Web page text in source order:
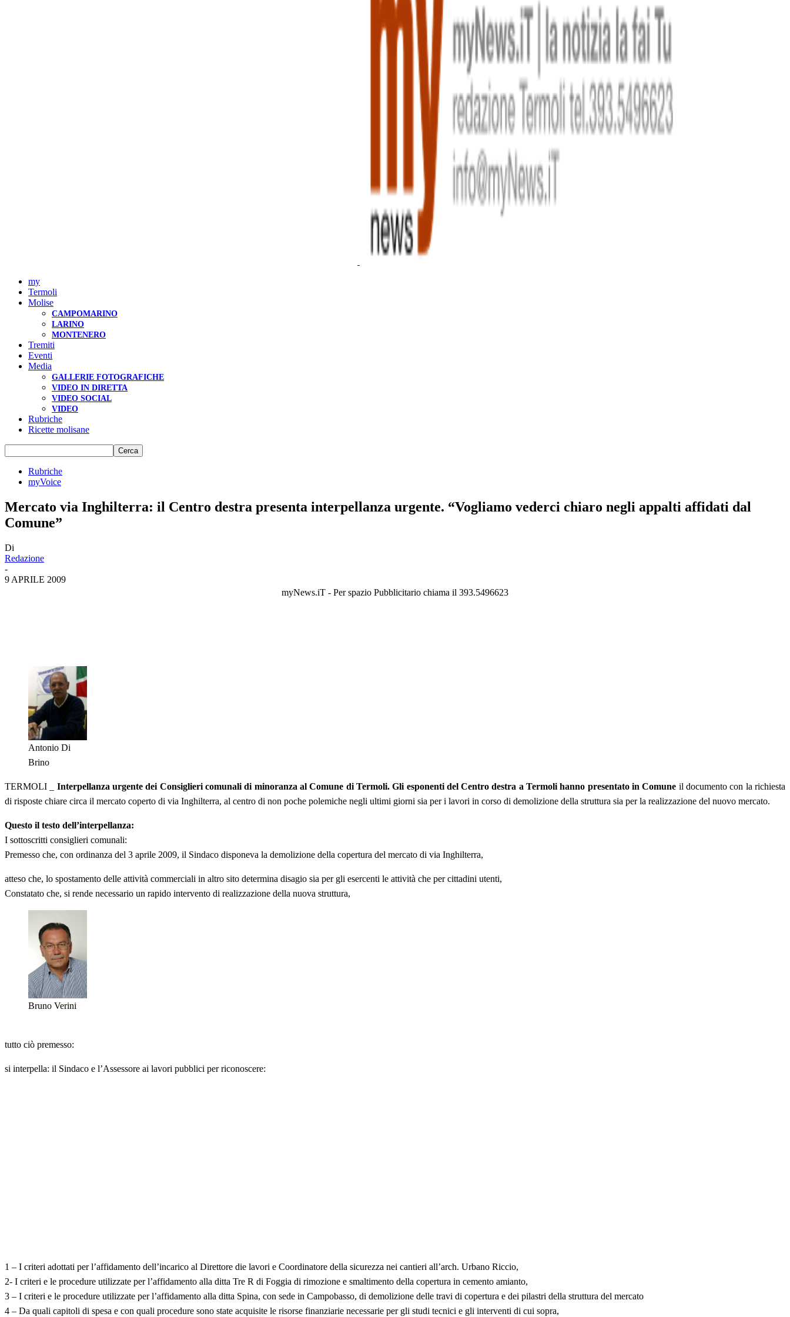
my
Termoli
Molise
CAMPOMARINO
LARINO
MONTENERO
Tremiti
Eventi
Media
GALLERIE FOTOGRAFICHE
VIDEO IN DIRETTA
VIDEO SOCIAL
VIDEO
Rubriche
Ricette molisane
Rubriche
myVoice
Mercato via Inghilterra: il Centro destra presenta interpellanza urgente. “Vogliamo vederci chiaro negli appalti affidati dal
Comune”
Di
Redazione
-
9 APRILE 2009
myNews.iT - Per spazio Pubblicitario chiama il 393.5496623
Antonio Di
Brino
TERMOLI _ Interpellanza urgente dei Consiglieri comunali di minoranza al Comune di Termoli. Gli esponenti del Centro destra a Termoli hanno presentato in Comune il documento con la richiesta
di risposte chiare circa il mercato coperto di via Inghilterra, al centro di non poche polemiche negli ultimi giorni sia per i lavori in corso di demolizione della struttura sia per la realizzazione del nuovo mercato.
Questo il testo dell’interpellanza:
I sottoscritti consiglieri comunali:
Premesso che, con ordinanza del 3 aprile 2009, il Sindaco disponeva la demolizione della copertura del mercato di via Inghilterra,
atteso che, lo spostamento delle attività commerciali in altro sito determina disagio sia per gli esercenti le attività che per cittadini utenti,
Constatato che, si rende necessario un rapido intervento di realizzazione della nuova struttura,
Bruno Verini
tutto ciò premesso:
si interpella: il Sindaco e l’Assessore ai lavori pubblici per riconoscere:
1 – I criteri adottati per l’affidamento dell’incarico al Direttore die lavori e Coordinatore della sicurezza nei cantieri all’arch. Urbano Riccio,
2- I criteri e le procedure utilizzate per l’affidamento alla ditta Tre R di Foggia di rimozione e smaltimento della copertura in cemento amianto,
3 – I criteri e le procedure utilizzate per l’affidamento alla ditta Spina, con sede in Campobasso, di demolizione delle travi di copertura e dei pilastri della struttura del mercato
4 – Da quali capitoli di spesa e con quali procedure sono state acquisite le risorse finanziarie necessarie per gli studi tecnici e gli interventi di cui sopra,